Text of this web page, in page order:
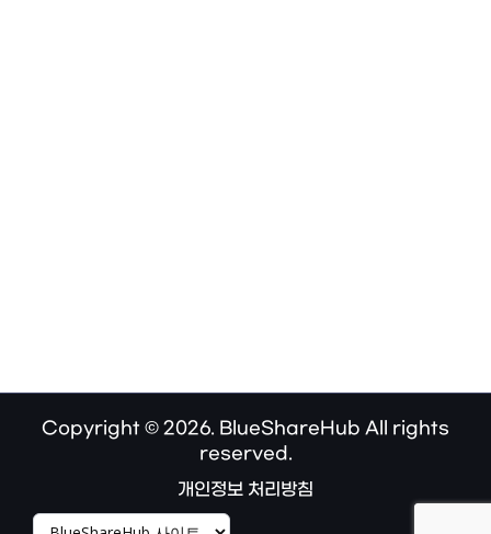
Copyright © 2026. BlueShareHub All rights
reserved.
개인정보 처리방침